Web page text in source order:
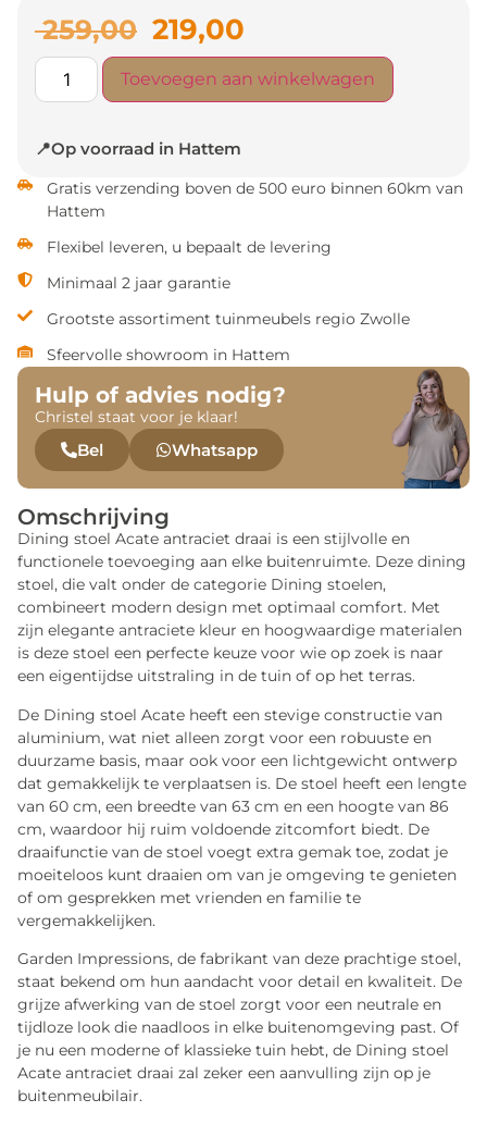
259,00 219,00
Toevoegen aan winkelwagen
📍Op voorraad in Hattem
Gratis verzending boven de 500 euro binnen 60km van
Hattem
Flexibel leveren, u bepaalt de levering
Minimaal 2 jaar garantie
Grootste assortiment tuinmeubels regio Zwolle
Sfeervolle showroom in Hattem
Hulp of advies nodig?
Christel staat voor je klaar!
Bel Whatsapp
Omschrijving
Dining stoel Acate antraciet draai is een stijlvolle en
functionele toevoeging aan elke buitenruimte. Deze dining
stoel, die valt onder de categorie Dining stoelen,
combineert modern design met optimaal comfort. Met
zijn elegante antraciete kleur en hoogwaardige materialen
is deze stoel een perfecte keuze voor wie op zoek is naar
een eigentijdse uitstraling in de tuin of op het terras.
De Dining stoel Acate heeft een stevige constructie van
aluminium, wat niet alleen zorgt voor een robuuste en
duurzame basis, maar ook voor een lichtgewicht ontwerp
dat gemakkelijk te verplaatsen is. De stoel heeft een lengte
van 60 cm, een breedte van 63 cm en een hoogte van 86
cm, waardoor hij ruim voldoende zitcomfort biedt. De
draaifunctie van de stoel voegt extra gemak toe, zodat je
moeiteloos kunt draaien om van je omgeving te genieten
of om gesprekken met vrienden en familie te
vergemakkelijken.
Garden Impressions, de fabrikant van deze prachtige stoel,
staat bekend om hun aandacht voor detail en kwaliteit. De
grijze afwerking van de stoel zorgt voor een neutrale en
tijdloze look die naadloos in elke buitenomgeving past. Of
je nu een moderne of klassieke tuin hebt, de Dining stoel
Acate antraciet draai zal zeker een aanvulling zijn op je
buitenmeubilair.